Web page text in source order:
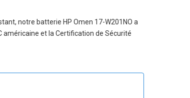
notre batterie HP Omen 17-W201NO a
américaine et la Certification de Sécurité